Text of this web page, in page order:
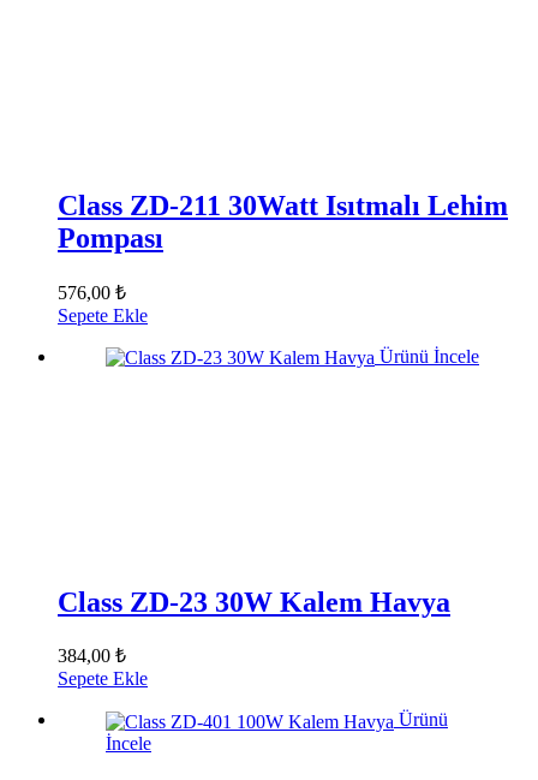
Class ZD-211 30Watt Isıtmalı Lehim
Pompası
576,00 ₺
Sepete Ekle
Ürünü İncele
Class ZD-23 30W Kalem Havya
384,00 ₺
Sepete Ekle
Ürünü
İncele